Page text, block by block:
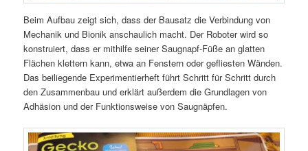
Beim Aufbau zeigt sich, dass der Bausatz die Verbindung von
Mechanik und Bionik anschaulich macht. Der Roboter wird so
konstruiert, dass er mithilfe seiner Saugnapf-Füße an glatten
Flächen klettern kann, etwa an Fenstern oder gefliesten Wänden.
Das beiliegende Experimentierheft führt Schritt für Schritt durch
den Zusammenbau und erklärt außerdem die Grundlagen von
Adhäsion und der Funktionsweise von Saugnäpfen.